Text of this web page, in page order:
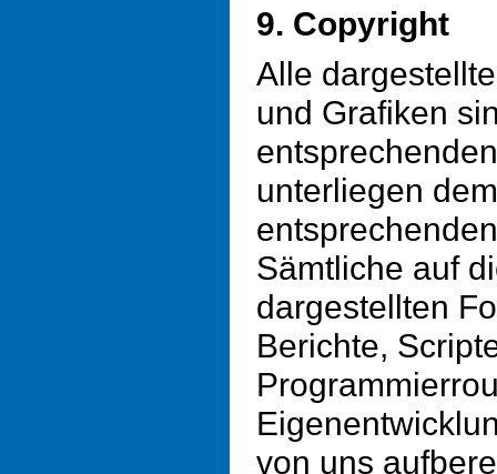
9. Copyright
Alle
und Grafiken
unterliegen
Sämtliche auf
dargestellten
Berichte,
von uns